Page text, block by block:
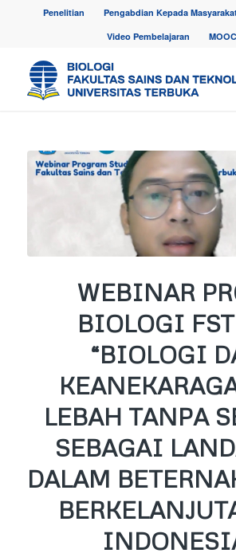
Penelitian Pengabdian Kepada
Video Pembelajaran
WEBINAR
BIOLOGI
“BIOLOGI
LEBAH TANPA
SEBAGAI
DALAM